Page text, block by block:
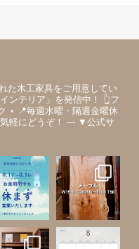
た木工家具をご用意してい
ンテリア」を発信中！
👆フ
⋆ 📍毎週水曜・隔週金曜休
軽にどうぞ！
--- ▼公式サ